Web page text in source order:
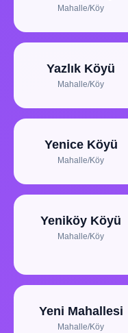
Mahalle/Köy
Yazlık Köyü
Mahalle/Köy
Yenice Köyü
Mahalle/Köy
Yeniköy Köyü
Mahalle/Köy
Yeni Mahallesi
Mahalle/Köy